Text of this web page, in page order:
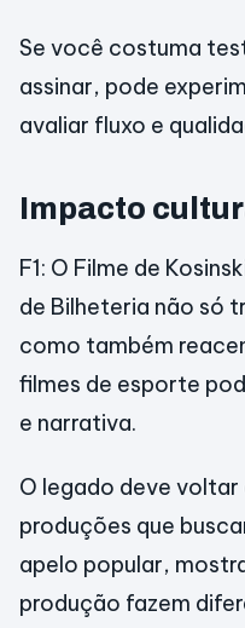
Se você costuma
assinar, pode
avaliar fluxo e
Impacto
F1: O Filme de
de Bilheteria não só
como também
filmes de esporte
e narrativa.
O legado deve
produções que
apelo popular,
produção fazem